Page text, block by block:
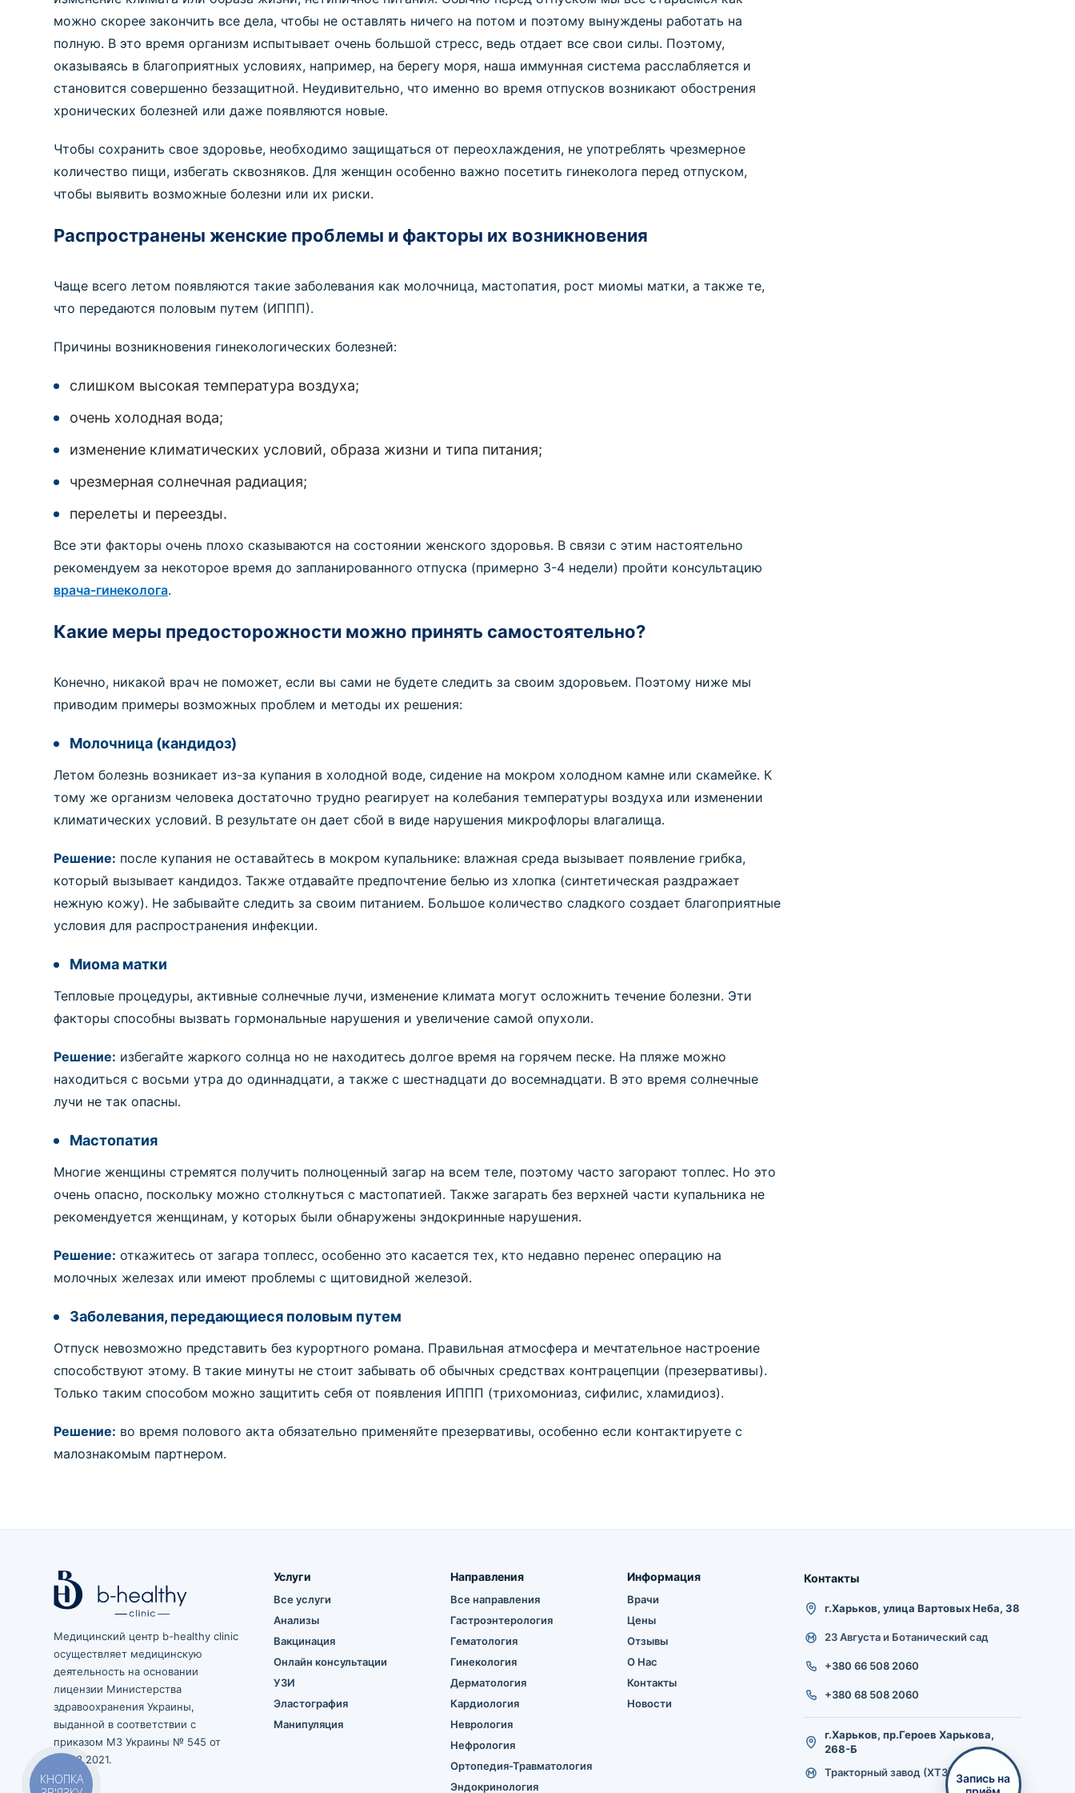
можно скорее закончить все дела, чтобы не оставлять ничего на потом и поэтому вынуждены работать на
полную. В это время организм испытывает очень большой стресс, ведь отдает все свои силы. Поэтому,
оказываясь в благоприятных условиях, например, на берегу моря, наша иммунная система расслабляется и
становится совершенно беззащитной. Неудивительно, что именно во время отпусков возникают обострения
хронических болезней или даже появляются новые.
Чтобы сохранить свое здоровье, необходимо защищаться от переохлаждения, не употреблять чрезмерное
количество пищи, избегать сквозняков. Для женщин особенно важно посетить гинеколога перед отпуском,
чтобы выявить возможные болезни или их риски.
Распространены женские проблемы и факторы их возникновения
Чаще всего летом появляются такие заболевания как молочница, мастопатия, рост миомы матки, а также те,
что передаются половым путем (ИППП).
Причины возникновения гинекологических болезней:
слишком высокая температура воздуха;
очень холодная вода;
изменение климатических условий, образа жизни и типа питания;
чрезмерная солнечная радиация;
перелеты и переезды.
Все эти факторы очень плохо сказываются на состоянии женского здоровья. В связи с этим настоятельно
рекомендуем за некоторое время до запланированного отпуска (примерно 3-4 недели) пройти консультацию
врача-гинеколога.
Какие меры предосторожности можно принять самостоятельно?
Конечно, никакой врач не поможет, если вы сами не будете следить за своим здоровьем. Поэтому ниже мы
приводим примеры возможных проблем и методы их решения:
Молочница (кандидоз)
Летом болезнь возникает из-за купания в холодной воде, сидение на мокром холодном камне или скамейке. К
тому же организм человека достаточно трудно реагирует на колебания температуры воздуха или изменении
климатических условий. В результате он дает сбой в виде нарушения микрофлоры влагалища.
Решение: после купания не оставайтесь в мокром купальнике: влажная среда вызывает появление грибка,
который вызывает кандидоз. Также отдавайте предпочтение белью из хлопка (синтетическая раздражает
нежную кожу). Не забывайте следить за своим питанием. Большое количество сладкого создает благоприятные
условия для распространения инфекции.
Миома матки
Тепловые процедуры, активные солнечные лучи, изменение климата могут осложнить течение болезни. Эти
факторы способны вызвать гормональные нарушения и увеличение самой опухоли.
Решение: избегайте жаркого солнца но не находитесь долгое время на горячем песке. На пляже можно
находиться с восьми утра до одиннадцати, а также с шестнадцати до восемнадцати. В это время солнечные
лучи не так опасны.
Мастопатия
Многие женщины стремятся получить полноценный загар на всем теле, поэтому часто загорают топлес. Но это
очень опасно, поскольку можно столкнуться с мастопатией. Также загарать без верхней части купальника не
рекомендуется женщинам, у которых были обнаружены эндокринные нарушения.
Решение: откажитесь от загара топлесс, особенно это касается тех, кто недавно перенес операцию на
молочных железах или имеют проблемы с щитовидной железой.
Заболевания, передающиеся половым путем
Отпуск невозможно представить без курортного романа. Правильная атмосфера и мечтательное настроение
способствуют этому. В такие минуты не стоит забывать об обычных средствах контрацепции (презервативы).
Только таким способом можно защитить себя от появления ИППП (трихомониаз, сифилис, хламидиоз).
Решение: во время полового акта обязательно применяйте презервативы, особенно если контактируете с
малознакомым партнером.
Медицинский центр b-healthy clinic
осуществляет медицинскую
деятельность на основании
лицензии Министерства
здравоохранения Украины,
выданной в соответствии с
приказом МЗ Украины № 545 от
23.03.2021.
Услуги
Все услуги
Анализы
Вакцинация
Онлайн консультации
УЗИ
Эластография
Манипуляция
Направления
Все направления
Гастроэнтерология
Гематология
Гинекология
Дерматология
Кардиология
Неврология
Нефрология
Ортопедия-Травматология
Эндокринология
Информация
Врачи
Цены
Отзывы
О Нас
Контакты
Новости
Контакты
г.Харьков, улица Вартовых Неба, 38
23 Августа и Ботанический сад
+380 66 508 2060
+380 68 508 2060
г.Харьков, пр.Героев Харькова,
268-Б
Тракторный завод (ХТЗ) Запись на
КНОПКА